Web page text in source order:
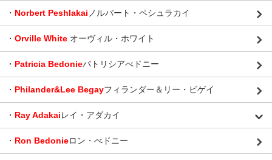
・ Norbert Peshlakai ノルバート・ペシュラカイ
・ Orville White オーヴィル・ホワイト
・ Patricia Bedonieパトリシアべドニー
・ Philander&Lee Begayフィランダー＆リー・ビゲイ
・ Ray Adakaiレイ・アダカイ
・ Ron Bedonieロン・べドニー